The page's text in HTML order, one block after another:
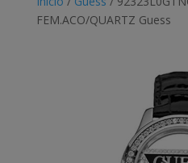
FEM.ACO/QUARTZ Guess